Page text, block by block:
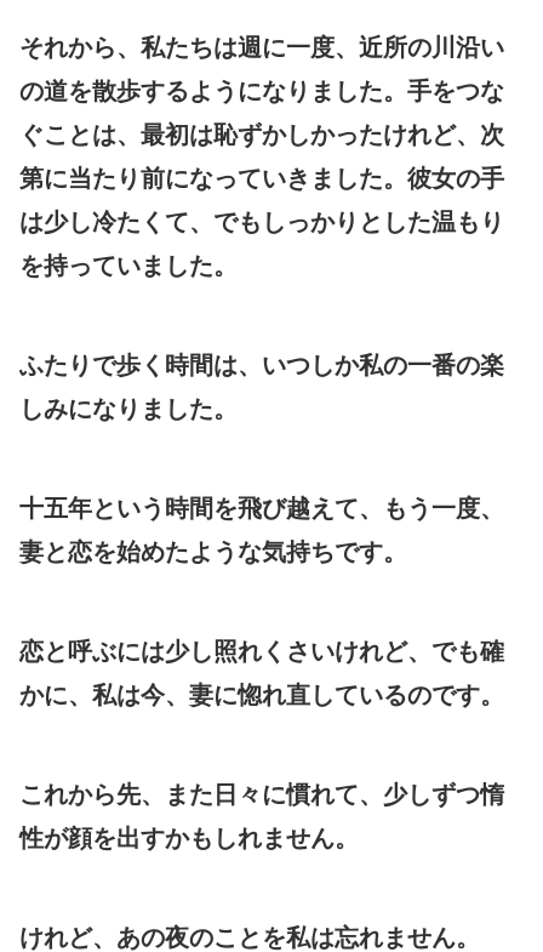
それから、私たちは週に一度、近所の川沿い
の道を散歩するようになりました。手をつな
ぐことは、最初は恥ずかしかったけれど、次
第に当たり前になっていきました。彼女の手
は少し冷たくて、でもしっかりとした温もり
を持っていました。
ふたりで歩く時間は、いつしか私の一番の楽
しみになりました。
十五年という時間を飛び越えて、もう一度、
妻と恋を始めたような気持ちです。
恋と呼ぶには少し照れくさいけれど、でも確
かに、私は今、妻に惚れ直しているのです。
これから先、また日々に慣れて、少しずつ惰
性が顔を出すかもしれません。
けれど、あの夜のことを私は忘れません。